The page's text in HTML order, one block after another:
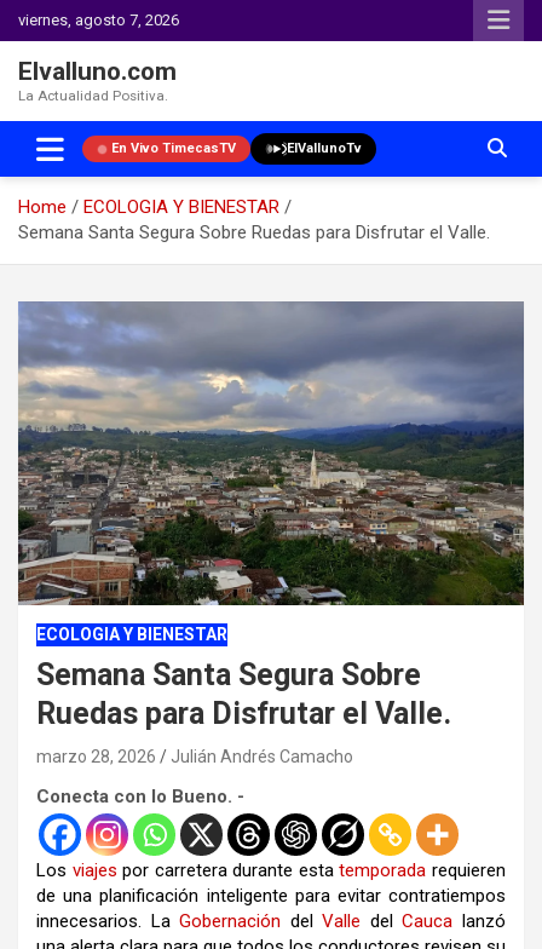
viernes, agosto 7, 2026
Elvalluno.com
La Actualidad Positiva.
En Vivo TimecasTV ElVallunoTv
Home
ECOLOGIA Y BIENESTAR
Semana Santa Segura Sobre Ruedas para Disfrutar el Valle.
content
ECOLOGIA Y BIENESTAR
Semana Santa Segura Sobre
Ruedas para Disfrutar el Valle.
marzo 28, 2026 Julián Andrés Camacho
Conecta con lo Bueno. -
Los viajes por carretera durante estatemporada requieren
de una planificación inteligente para evitar contratiempos
innecesarios. LaGobernación delValle delCauca lanzó